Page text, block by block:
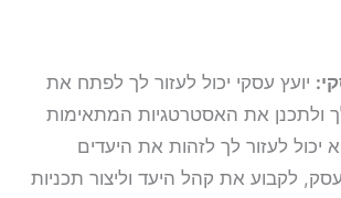
יועץ עסקי יכול לעזור לך לפתח את
ולתכנן את האסטרטגיות המתאימות
יכול לעזור לך לזהות את היעדים
לקבוע את קהל היעד וליצור תכניות